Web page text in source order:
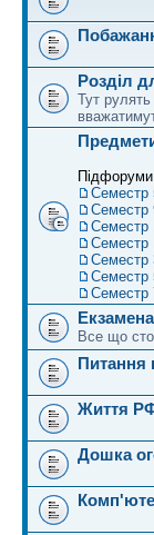
Розділ
Тут
Семестр
Семестр
Семестр
Семестр
Семестр
Семестр
Семестр
Все що
Питання
Життя
Дошка